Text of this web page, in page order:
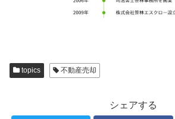
topics 不動産売却
シェアする